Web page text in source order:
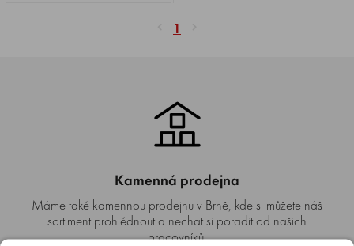
1
Kamenná prodejna
Máme také kamennou prodejnu v Brně, kde si můžete náš
sortiment prohlédnout a nechat si poradit od našich
pracovníků.